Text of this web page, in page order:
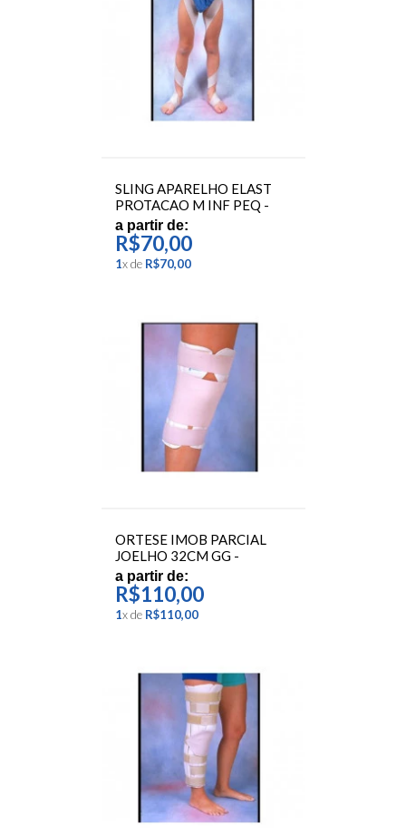
Aparelhos Medidores
Terapia Ocupacional
SLING APARELHO ELAST
PROTACAO M INF PEQ -
ORTOCENTER
a partir de:
R$70,00
1xde R$70,00
ORTESE IMOB PARCIAL
JOELHO 32CM GG -
ORTOCENTER
a partir de:
R$110,00
1xde R$110,00